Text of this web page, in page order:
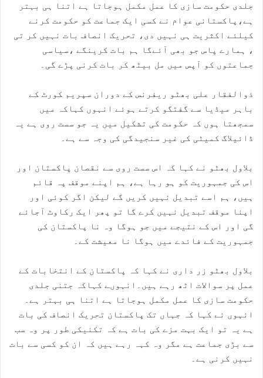
جلدی حکومت سازی کا عمل مکمل ہوجاتا ہے اتنا ہی بہتر
ہے،پاکستانی عوام نے کسی ایک جماعت کو حکومت کرنے
کیلئے اکثریت ہی نہیں دی، تحریک انصاف بات نہیں کر تی
، ہمارے پاس جو بھی آئےگا ہم بات کرینگے ،سیاسی
جماعتوں کو آپس میں مل بیٹھ کر بات کرنی پڑے گی۔
ذوالفقار علی بھٹو ریفرنس کے دوران سپریم کورٹ کے
باہر میڈیا سے گفتگو کرتے ہوئے انہوں کہاکہ میں
سمجھتا ہوں کہ حکومت کی تشکیل میں یہ جو سست روی ہے یہ
ڈائیلاگ کمیٹی کی غیر سنجیدگی کی وجہ سے ہے۔
بلاول بھٹو نے کہا کہ اس سست روی سے نقصان پاکستان اور
اس کی جمہوریت کو ہو رہا ہے، ہم اپنے موقف پہ قائم
ہیں، ہم اسے تبدیل نہیں کریں گے لیکن اگر کوئی اور
اپنا موقف تبدیل نہیں کرے گا تو پھر ایک رکاوٹ آجائے
گی اور اس کے نتیجے میں جو ہوگا وہ نا پاکستان کی
جمہوریت کے فائدے میں ہوگا نا معیشت کے۔
بلاول بھٹو زر داری نے کہا کہ پاکستان کے انتخابات کے
عمل پر سوالات اٹھ رہے ہیں۔انہوںے کہاکہ جتنی جلدی
حکومت سازی کا عمل مکمل ہوجاتا ہے اتنا ہی بہتر ہے۔
انہوں نے کہا کہ جہاں تک پاکستان تحریک انصاف کی بات
ہے یہ تو ایک بہت مزے کی بات ہے کہ تکنیکی طور پر وہ سب
سے بڑی جماعت ہے مگر وہ کہہ رہے ہیں کہ ان کو کسی سے بات
نہیں کرنی ہے۔